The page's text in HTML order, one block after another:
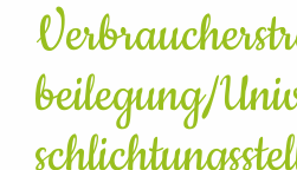
beilegung/